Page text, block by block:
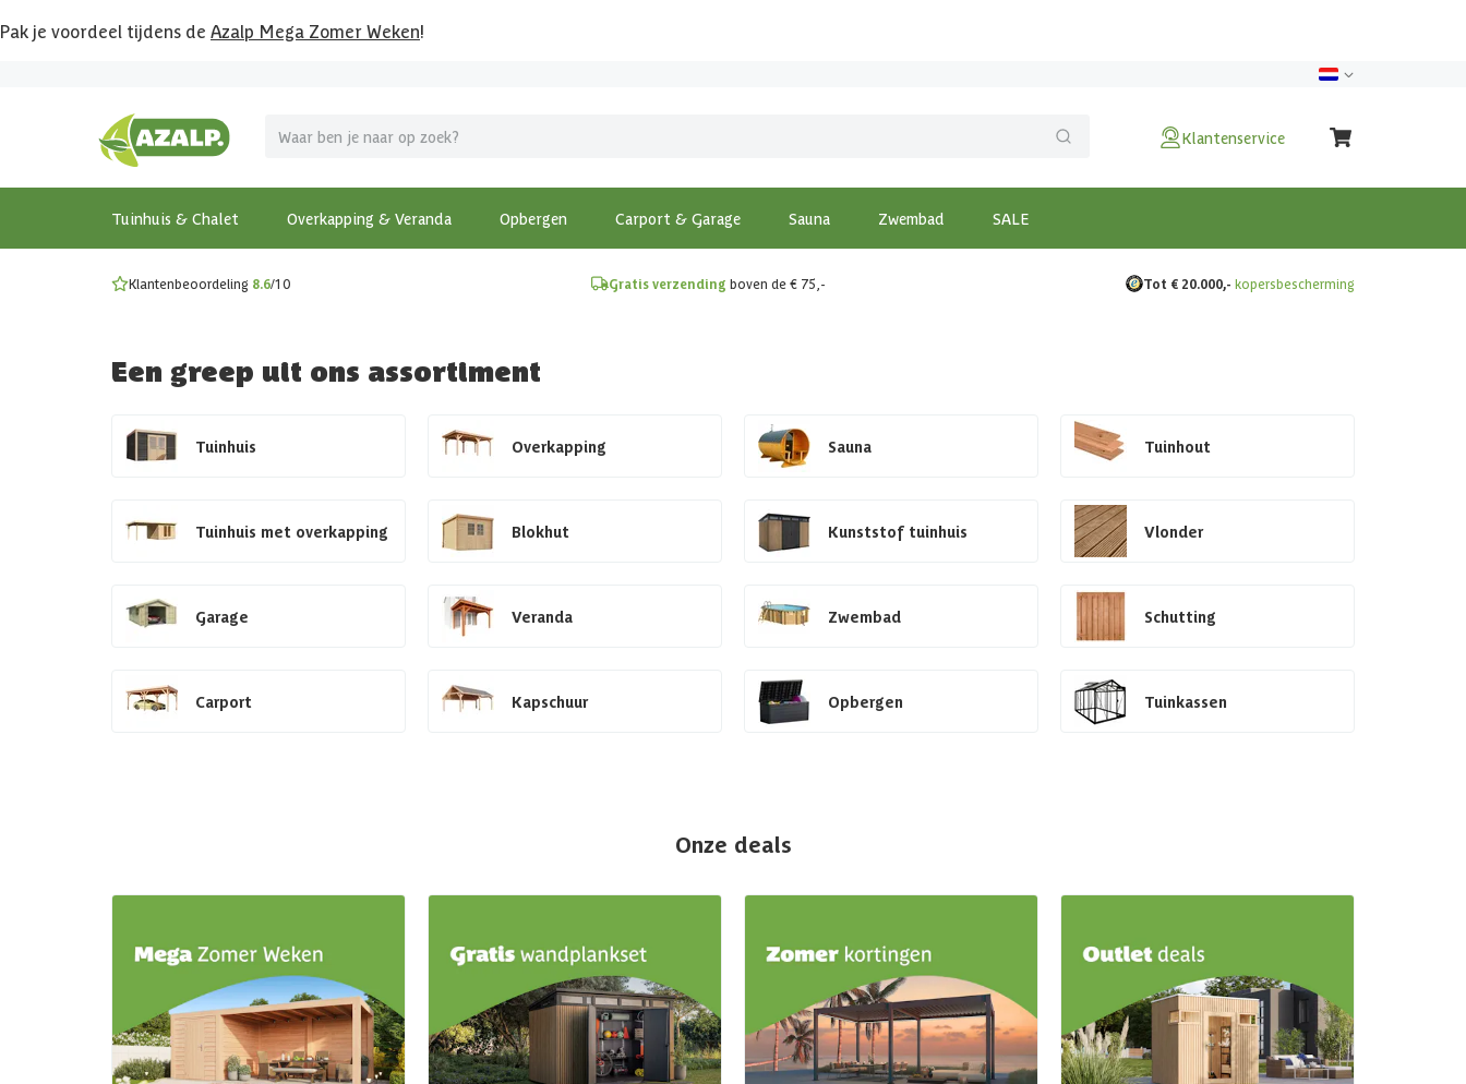
Pak je voordeel tijdens de Azalp Mega Zomer Weken!
Klantenservice
Tuinhuis & Chalet Overkapping & Veranda Opbergen Carport & Garage Sauna Zwembad SALE
MEGA zomer kortingen op overkappingen en tuinhuizen!
Bekijk de actiemodellen
Gratis wandplankset
Ontdek onze metalen overkappingen
Klantenbeoordeling 8.6/10 Gratis verzending boven de € 75,- Tot € 20.000,- kopersbescherming
Een greep uit ons assortiment
Tuinhuis Overkapping Sauna Tuinhout
Tuinhuis met overkapping Blokhut Kunststof tuinhuis Vlonder
Garage Veranda Zwembad Schutting
Carport Kapschuur Opbergen Tuinkassen
Onze deals